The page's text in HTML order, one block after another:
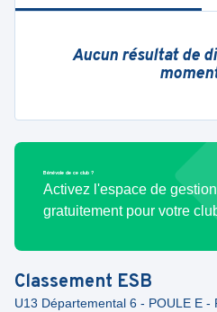
Aucun résultat de
Bénévole de ce club ?
Activez l'espace de gestion
gratuitement pour votre
Classement ESB
U13 Départemental 6 - POULE E -